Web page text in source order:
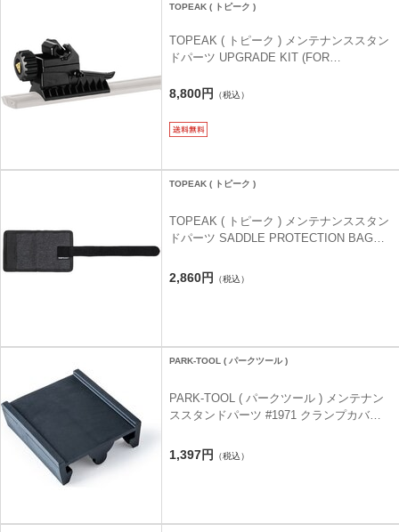
TOPEAK ( トピーク )
TOPEAK ( トピーク ) メンテナンススタン
ドパーツ UPGRADE KIT (FOR
ード キット プレップスタンド X用 )
8,800円 （税込）
TOPEAK ( トピーク )
TOPEAK ( トピーク ) メンテナンススタン
ドパーツ SADDLE PROTECTION BAG
2,860円 （税込）
PARK-TOOL ( パークツール )
PARK-TOOL ( パークツール ) メンテナン
ススタンドパーツ #1971 クランプカバー
1,397円 （税込）